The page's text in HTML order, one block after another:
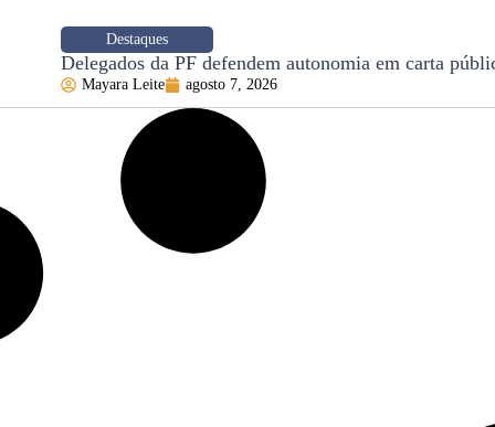
Destaques
Delegados da PF defendem autonomia em carta
Mayara Leite agosto 7, 2026